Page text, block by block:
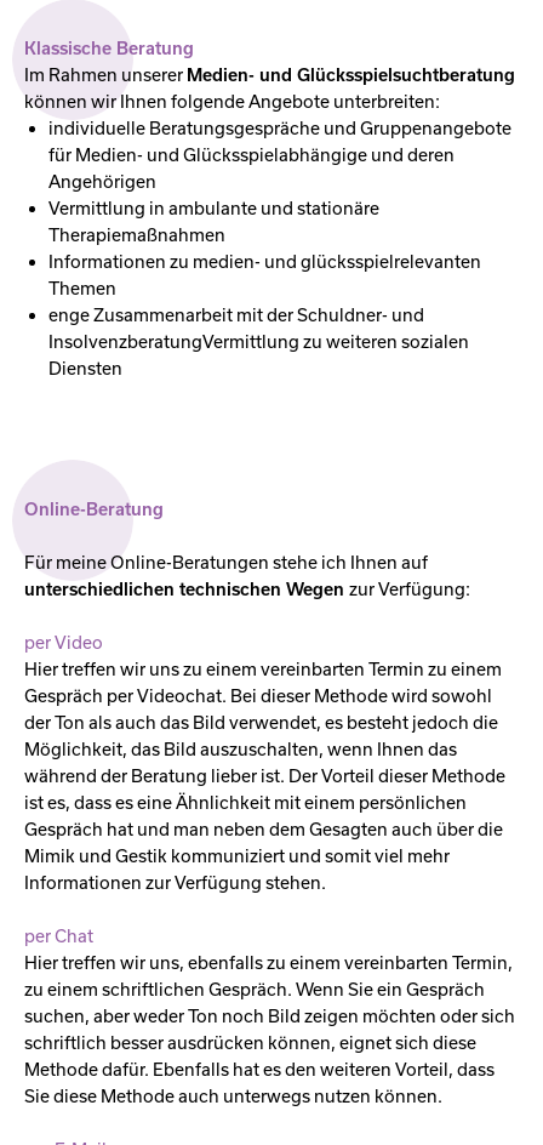
Klassische Beratung
Im Rahmen unserer Medien- und Glücksspielsuchtberatung
können wir Ihnen folgende Angebote unterbreiten:
individuelle Beratungsgespräche und Gruppenangebote
für Medien- und Glücksspielabhängige und deren
Angehörigen
Vermittlung in ambulante und stationäre
Therapiemaßnahmen
Informationen zu medien- und glücksspielrelevanten
Themen
enge Zusammenarbeit mit der Schuldner- und
InsolvenzberatungVermittlung zu weiteren sozialen
Diensten
Online-Beratung
Für meine Online-Beratungen stehe ich Ihnen auf
unterschiedlichen technischen Wegen zur Verfügung:
per Video
Hier treffen wir uns zu einem vereinbarten Termin zu einem
Gespräch per Videochat. Bei dieser Methode wird sowohl
der Ton als auch das Bild verwendet, es besteht jedoch die
Möglichkeit, das Bild auszuschalten, wenn Ihnen das
während der Beratung lieber ist. Der Vorteil dieser Methode
ist es, dass es eine Ähnlichkeit mit einem persönlichen
Gespräch hat und man neben dem Gesagten auch über die
Mimik und Gestik kommuniziert und somit viel mehr
Informationen zur Verfügung stehen.
per Chat
Hier treffen wir uns, ebenfalls zu einem vereinbarten Termin,
zu einem schriftlichen Gespräch. Wenn Sie ein Gespräch
suchen, aber weder Ton noch Bild zeigen möchten oder sich
schriftlich besser ausdrücken können, eignet sich diese
Methode dafür. Ebenfalls hat es den weiteren Vorteil, dass
Sie diese Methode auch unterwegs nutzen können.